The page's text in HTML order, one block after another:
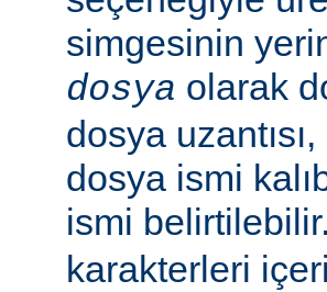
simgesinin
dosya olarak
dosya
dosya ismi
ismi
karakterleri